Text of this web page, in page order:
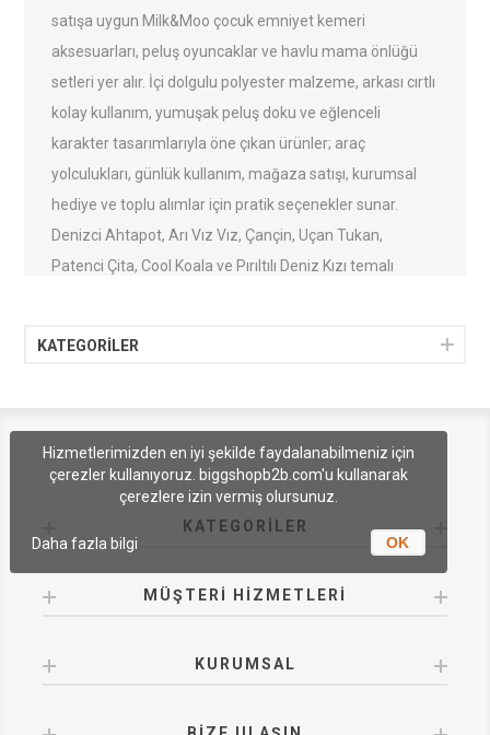
satışa uygun Milk&Moo çocuk emniyet kemeri
aksesuarları, peluş oyuncaklar ve havlu mama önlüğü
setleri yer alır. İçi dolgulu polyester malzeme, arkası cırtlı
kolay kullanım, yumuşak peluş doku ve eğlenceli
karakter tasarımlarıyla öne çıkan ürünler; araç
yolculukları, günlük kullanım, mağaza satışı, kurumsal
hediye ve toplu alımlar için pratik seçenekler sunar.
Denizci Ahtapot, Arı Vız Vız, Çançin, Uçan Tukan,
Patenci Çita, Cool Koala ve Pırıltılı Deniz Kızı temalı
KATEGORİLER
KATEGORILER
MÜŞTERI HIZMETLERI
KURUMSAL
Hizmetlerimizden en iyi şekilde faydalanabilmeniz için
çerezler kullanıyoruz. biggshopb2b.com'u kullanarak
çerezlere izin vermiş olursunuz.
OK
Daha fazla bilgi